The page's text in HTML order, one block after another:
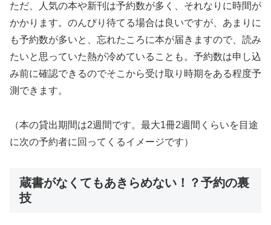
ただ、人気の本や新刊は予約数が多く、それなりに時間が
かかります。のんびり待てる場合は良いですが、あまりに
も予約数が多いと、忘れたころに本が届きますので、読み
たいと思っていた熱が冷めていることも。予約数は申し込
み前に確認できるのでそこから受け取り時期をある程度予
測できます。
（本の貸出期間は2週間です。最大1冊2週間くらいを目途
に次の予約者に回ってくるイメージです）
蔵書がなくてもあきらめない！？予約の裏
技